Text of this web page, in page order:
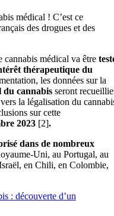
médical ! C’est ce
des drogues et des
médical va être
thérapeutique du
les données sur la
du cannabisseront
la légalisation du
sur cette
2023 [2].
dans de nombreux
Uni, au Portugal, au
en Chili, en Colombie,
: découverte d’un